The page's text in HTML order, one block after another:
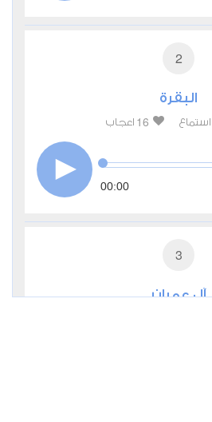
2
البقرة
استماع 16 اعجاب
00:00
3
آل عمران